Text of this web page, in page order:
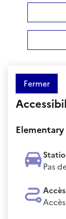
Fermer
Pas
Accès